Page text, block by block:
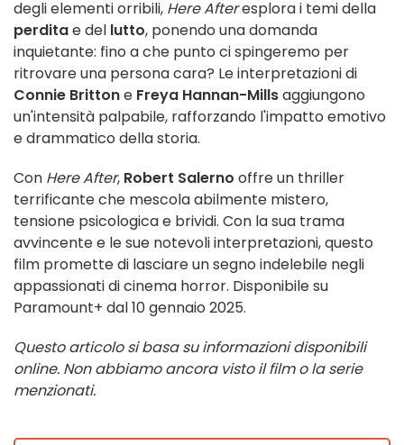
degli elementi orribili, Here Afteresplora i temi della
perditae del lutto, ponendo una domanda
inquietante: fino a che punto ci spingeremo per
ritrovare una persona cara? Le interpretazioni di
Connie Brittone Freya Hannan-Millsaggiungono
un'intensità palpabile, rafforzando l'impatto emotivo
e drammatico della storia.
Con Here After, Robert Salerno offre un thriller
terrificante che mescola abilmente mistero,
tensione psicologica e brividi. Con la sua trama
avvincente e le sue notevoli interpretazioni, questo
film promette di lasciare un segno indelebile negli
appassionati di cinema horror. Disponibile su
Paramount+ dal 10 gennaio 2025.
Questo articolo si basa su informazioni disponibili
online. Non abbiamo ancora visto il film o la serie
menzionati.